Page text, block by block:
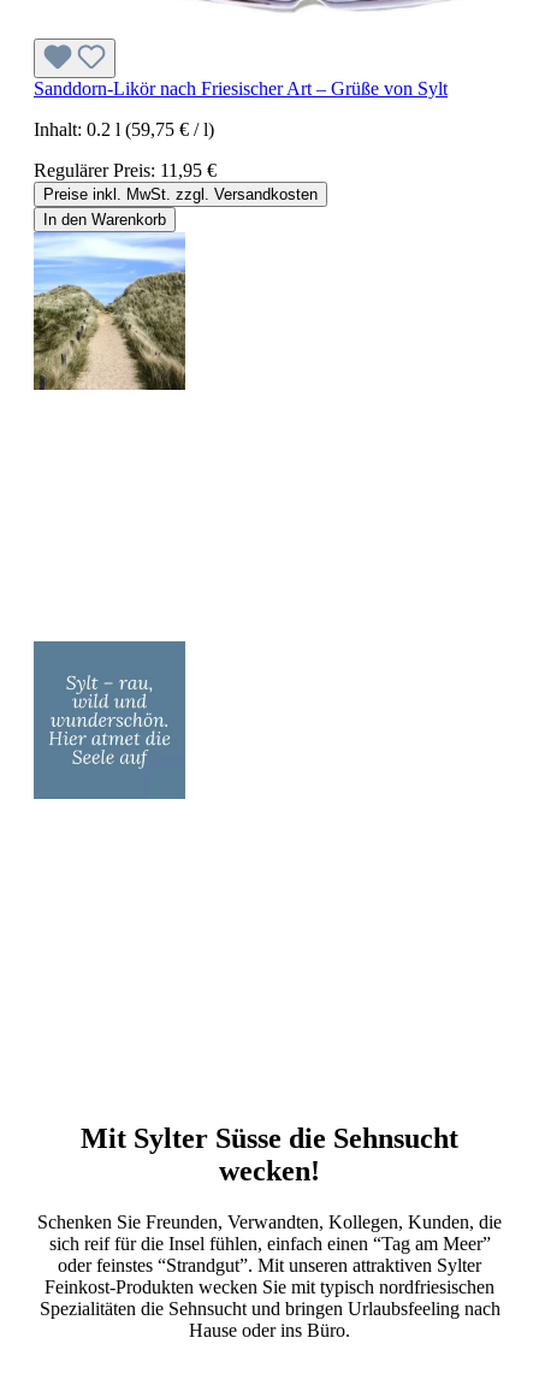
Sanddorn-Likör nach Friesischer Art – Grüße von Sylt
Inhalt: 0.2 l (59,75 € / l)
Regulärer Preis: 11,95 €
Preise inkl. MwSt. zzgl. Versandkosten
In den Warenkorb
Mit Sylter Süsse die Sehnsucht
wecken!
Schenken Sie Freunden, Verwandten, Kollegen, Kunden, die
sich reif für die Insel fühlen, einfach einen “Tag am Meer”
oder feinstes “Strandgut”. Mit unseren attraktiven Sylter
Feinkost-Produkten wecken Sie mit typisch nordfriesischen
Spezialitäten die Sehnsucht und bringen Urlaubsfeeling nach
Hause oder ins Büro.